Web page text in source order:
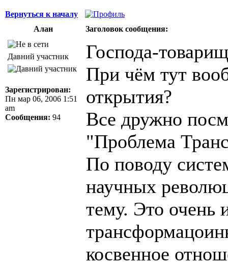
Вернуться к началу
Алан
Заголовок сообщения:
Давний участник
Зарегистрирован:
Пн мар 06, 2006 1:51
am
Сообщения: 94
Господа-
При чём тут
открытия?
Все дружно
"Проблема
По поводу
научных
тему. Это очень
косвенное